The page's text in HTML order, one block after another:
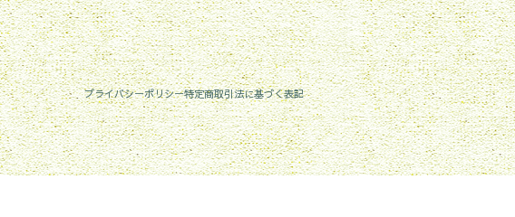
プライバシーポリシー特定商取引法に基づく表記